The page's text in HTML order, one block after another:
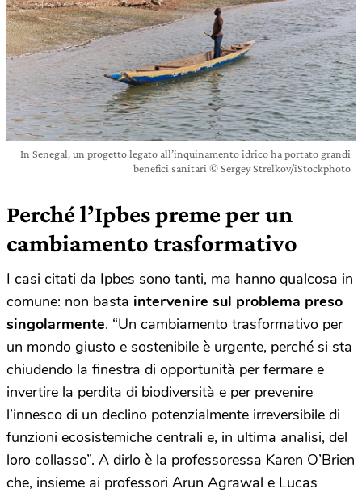
In Senegal, un progetto legato all’inquinamento idrico ha portato grandi
benefici sanitari © Sergey Strelkov/iStockphoto
Perché l’Ipbes preme per un
cambiamento trasformativo
I casi citati da Ipbes sono tanti, ma hanno qualcosa in
comune: non basta intervenire sul problema preso
singolarmente. “Un cambiamento trasformativo per
un mondo giusto e sostenibile è urgente, perché si sta
chiudendo la finestra di opportunità per fermare e
invertire la perdita di biodiversità e per prevenire
l’innesco di un declino potenzialmente irreversibile di
funzioni ecosistemiche centrali e, in ultima analisi, del
loro collasso”. A dirlo è la professoressa Karen O’Brien
che, insieme ai professori Arun Agrawal e Lucas